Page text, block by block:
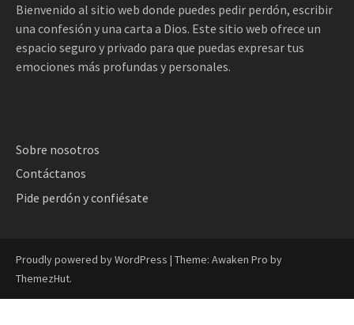
Bienvenido al sitio web donde puedes pedir perdón, escribir
una confesión y una carta a Dios. Este sitio web ofrece un
espacio seguro y privado para que puedas expresar tus
emociones más profundas y personales.
Sobre nosotros
Contáctanos
Pide perdón y confiésate
Proudly powered by WordPress | Theme: Awaken Pro by
ThemezHut.